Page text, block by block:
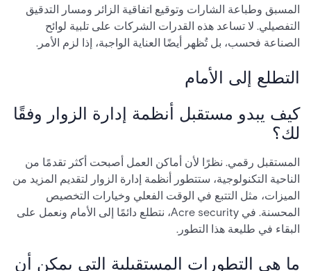
المسبق وطباعة الشارات وتوقيع اتفاقية الزائر ومسار التدقيق
التفصيلي. لا تساعد هذه القدرات الشركات على تلبية لوائح
الصناعة فحسب، بل تُظهر أيضًا العناية الواجبة، إذا لزم الأمر.
التطلع إلى الأمام
كيف يبدو مستقبل أنظمة إدارة الزوار وفقًا
لك؟
المستقبل رقمي. نظرًا لأن أماكن العمل أصبحت أكثر تقدمًا من
الناحية التكنولوجية، ستتطور أنظمة إدارة الزوار لتقديم المزيد من
الميزات، مثل التتبع في الوقت الفعلي وخيارات التخصيص
المحسنة. في Acre security، نتطلع دائمًا إلى الأمام ونعمل على
البقاء في طليعة هذا التطور.
ما هي التطورات المستقبلية التي يمكن أن